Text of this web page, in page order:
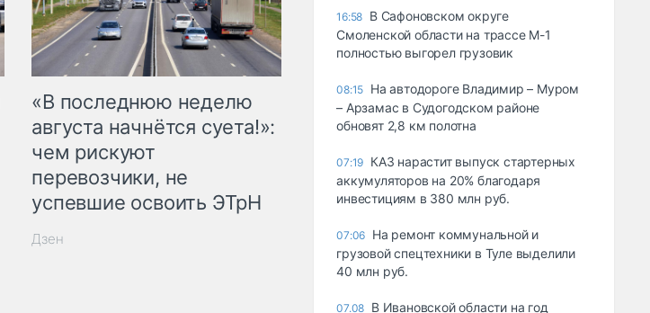
«В последнюю неделю
августа начнётся суета!»:
чем рискуют
перевозчики, не
успевшие освоить ЭТрН
Дзен
16:58 В Сафоновском округе
Смоленской области на трассе М-1
полностью выгорел грузовик
08:15 На автодороге Владимир – Муром
– Арзамас в Судогодском районе
обновят 2,8 км полотна
07:19 КАЗ нарастит выпуск стартерных
аккумуляторов на 20% благодаря
инвестициям в 380 млн руб.
07:06 На ремонт коммунальной и
грузовой спецтехники в Туле выделили
40 млн руб.
07.08 В Ивановской области на год